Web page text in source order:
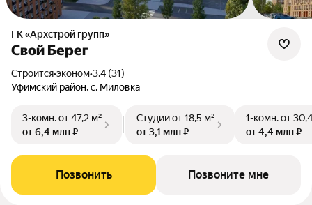
ГК «Архстрой групп»
Свой Берег
Строится•эконом•3.4 (31)
Уфимский район, с. Миловка
3-комн.от 47,2 м²
от 6,4 млн ₽
Студииот 18,5 м²
от 3,1 млн ₽
1-комн.от
от 4,4 млн ₽
Позвонить Позвоните мне